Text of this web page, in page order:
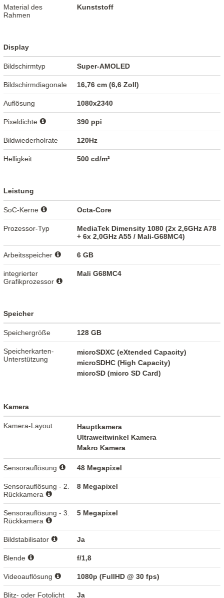
Material des
Rahmen
Kunststoff
Display
Bildschirmtyp Super-AMOLED
Bildschirmdiagonale 16,76 cm (6,6 Zoll)
Auflösung 1080x2340
Pixeldichte 390 ppi
Bildwiederholrate 120Hz
Helligkeit 500 cd/m²
Leistung
SoC-Kerne Octa-Core
Prozessor-Typ
MediaTek Dimensity 1080 (2x 2,6GHz A78
+ 6x 2,0GHz A55 / Mali-G68MC4)
Arbeitsspeicher 6 GB
integrierter
Grafikprozessor
Mali G68MC4
Speicher
Speichergröße 128 GB
Speicherkarten-
Unterstützung
microSDXC (eXtended Capacity)
microSDHC (High Capacity)
microSD (micro SD Card)
Kamera
Kamera-Layout
Hauptkamera
Ultraweitwinkel Kamera
Makro Kamera
Sensorauflösung 48 Megapixel
Sensorauflösung - 2.
Rückkamera
8 Megapixel
Sensorauflösung - 3.
Rückkamera
5 Megapixel
Bildstabilisator Ja
Blende f/1,8
Videoauflösung 1080p (FullHD @ 30 fps)
Blitz- oder Fotolicht Ja